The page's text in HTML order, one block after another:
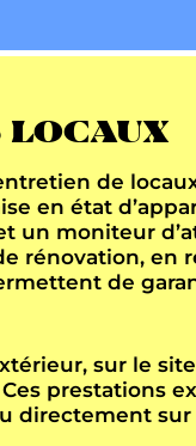
de
en état
un moniteur
rénovation, en
de
sur le
prestations
directement